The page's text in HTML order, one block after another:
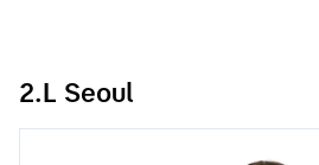
2.L Seoul